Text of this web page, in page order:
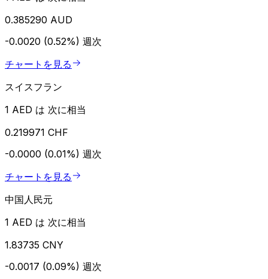
0.385290 AUD
-0.0020 (0.52%) 週次
チャートを見る
スイスフラン
1 AED は 次に相当
0.219971 CHF
-0.0000 (0.01%) 週次
チャートを見る
中国人民元
1 AED は 次に相当
1.83735 CNY
-0.0017 (0.09%) 週次